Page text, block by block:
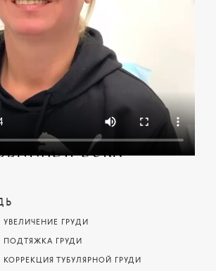
УВЕЛИЧЕНИЕ ГРУДИ
ПОДТЯЖКА ГРУДИ
КОРРЕКЦИЯ ТУБУЛЯРНОЙ ГРУДИ